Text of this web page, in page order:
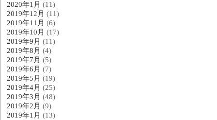
2020年1月 (11)
2019年12月 (11)
2019年11月 (6)
2019年10月 (17)
2019年9月 (11)
2019年8月 (4)
2019年7月 (5)
2019年6月 (7)
2019年5月 (19)
2019年4月 (25)
2019年3月 (48)
2019年2月 (9)
2019年1月 (13)